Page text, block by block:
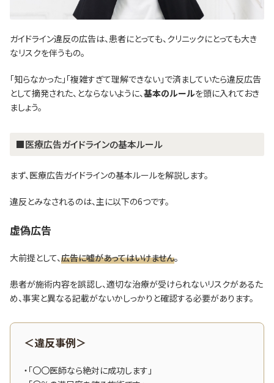
ガイドライン違反の広告は、患者にとっても、クリニックにとっても大き
なリスクを伴うもの。
「知らなかった」「複雑すぎて理解できない」で済ましていたら違反広告
として摘発された、とならないように、基本のルールを頭に入れておき
ましょう。
■医療広告ガイドラインの基本ルール
まず、医療広告ガイドラインの基本ルールを解説します。
違反とみなされるのは、主に以下の6つです。
虚偽広告
大前提として、広告に嘘があってはいけません。
患者が施術内容を誤認し、適切な治療が受けられないリスクがあるた
め、事実と異なる記載がないかしっかりと確認する必要があります。
＜違反事例＞
・「〇〇医師なら絶対に成功します」